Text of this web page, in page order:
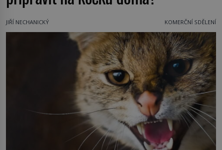
JIŘÍ NECHANICKÝ KOMERČNÍ SDĚLENÍ